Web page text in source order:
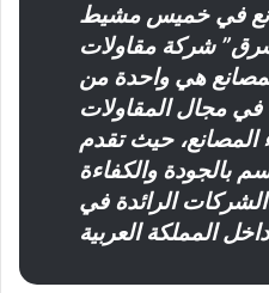
في خميس مشيط
شركة مقاولات
هي واحدة من
في مجال المقاولات
المصانع، حيث تقدم
بالجودة والكفاءة
الشركات الرائدة في
المملكة العربية